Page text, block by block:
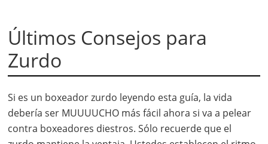
Últimos Consejos para
Zurdo
Si es un boxeador zurdo leyendo esta guía, la vida
debería ser MUUUUCHO más fácil ahora si va a pelear
contra boxeadores diestros. Sólo recuerde que el